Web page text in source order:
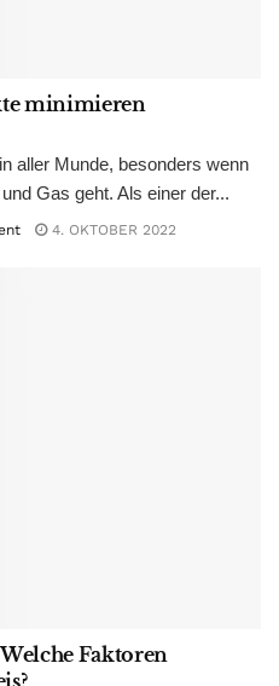
minimieren
aller Munde, besonders wenn
Gas geht. Als einer der...
4. OKTOBER 2022
Faktoren